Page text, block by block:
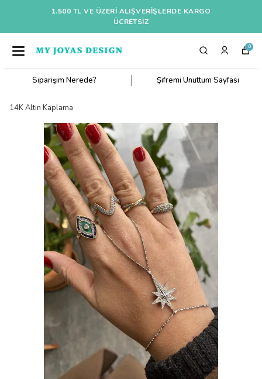
1.500 TL VE ÜZERI ALIŞVERIŞLERDE KARGO
ÜCRETSİZ
0
Siparişim Nerede? Şifremi Unuttum Sayfası
14K Altın Kaplama